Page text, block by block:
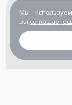
Мы
вы